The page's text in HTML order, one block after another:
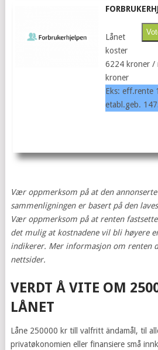
Lånet
koster
6224 kroner /
kroner
Eks: eff.rente
etabl.geb.
Vær oppmerksom på at den
sammenligningen er basert på den
Vær oppmerksom på at renten
det mulig at kostnadene vil bli høyere
indikerer. Mer informasjon om renten
nettsider.
VERDT Å VITE OM
LÅNET
Låne 250000 kr till valfritt ändamål, til
privatøkonomien eller finansiere små